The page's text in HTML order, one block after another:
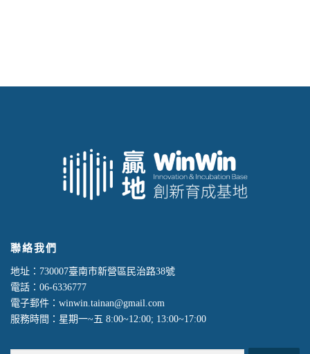
聯絡我們
地址：730007臺南市新營區民治路38號
電話：06-6336777
電子郵件：winwin.tainan@gmail.com
服務時間：星期一~五 8:00~12:00; 13:00~17:00